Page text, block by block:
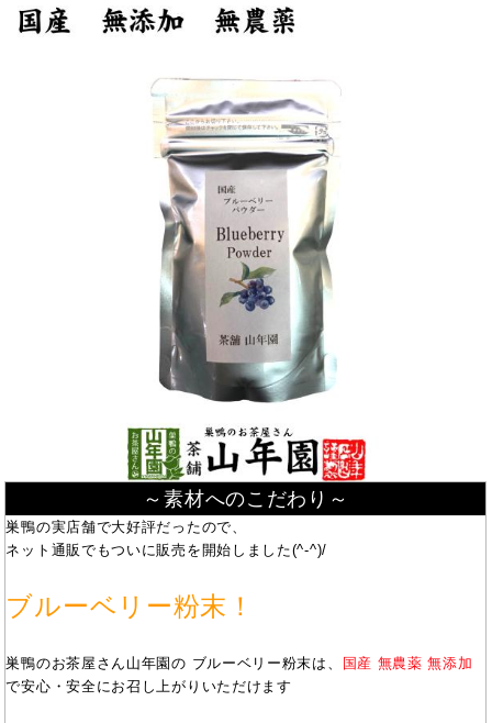
～素材へのこだわり～
巣鴨の実店舗で大好評だったので、
ネット通販でもついに販売を開始しました(^-^)/
ブルーベリー粉末！
巣鴨のお茶屋さん山年園の ブルーベリー粉末は、
国産 無農薬 無添加
で安心・安全にお召し上がりいただけます